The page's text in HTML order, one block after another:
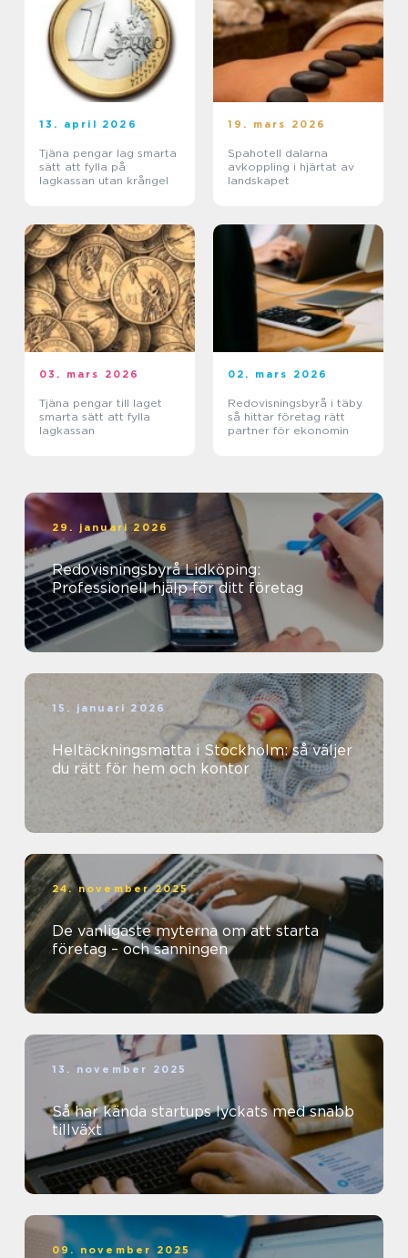
13. april 2026
Tjäna pengar lag smarta
sätt att fylla på
lagkassan utan krångel
19. mars 2026
Spahotell dalarna
avkoppling i hjärtat av
landskapet
03. mars 2026
Tjäna pengar till laget
smarta sätt att fylla
lagkassan
02. mars 2026
Redovisningsbyrå i täby
så hittar företag rätt
partner för ekonomin
29. januari 2026
Redovisningsbyrå Lidköping:
Professionell hjälp för ditt företag
15. januari 2026
Heltäckningsmatta i Stockholm: så väljer
du rätt för hem och kontor
24. november 2025
De vanligaste myterna om att starta
företag – och sanningen
13. november 2025
Så har kända startups lyckats med snabb
tillväxt
09. november 2025